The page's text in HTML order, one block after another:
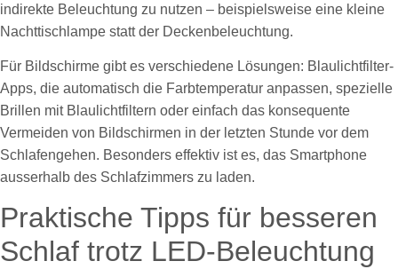
indirekte Beleuchtung zu nutzen – beispielsweise eine kleine
Nachttischlampe statt der Deckenbeleuchtung.
Für Bildschirme gibt es verschiedene Lösungen: Blaulichtfilter-
Apps, die automatisch die Farbtemperatur anpassen, spezielle
Brillen mit Blaulichtfiltern oder einfach das konsequente
Vermeiden von Bildschirmen in der letzten Stunde vor dem
Schlafengehen. Besonders effektiv ist es, das Smartphone
ausserhalb des Schlafzimmers zu laden.
Praktische Tipps für besseren
Schlaf trotz LED-Beleuchtung